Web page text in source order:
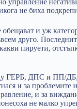
управление
не биха
обещават и уж
друго.
пируети,
ГЕРБ, ДПС и ПП/ДБ,
и за проблемите
и за
не малко